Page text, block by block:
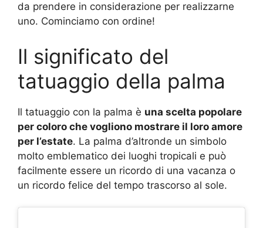
da prendere in considerazione per realizzarne
uno. Cominciamo con ordine!
Il significato del
tatuaggio della palma
Il tatuaggio con la palma è una scelta popolare
per coloro che vogliono mostrare il loro amore
per l’estate. La palma d’altronde un simbolo
molto emblematico dei luoghi tropicali e può
facilmente essere un ricordo di una vacanza o
un ricordo felice del tempo trascorso al sole.